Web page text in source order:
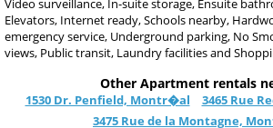
Video surveillance, In-suite storage, Ensuite
Elevators, Internet ready, Schools nearby,
emergency service, Underground parking, No
views, Public transit, Laundry facilities and
Other Apartment rentals
1530 Dr. Penfield, Montr�al
3465 Rue
3475 Rue de la Montagne,